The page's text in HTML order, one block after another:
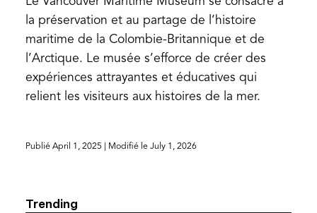
la préservation et au partage de l’histoire
maritime de la Colombie-Britannique et de
l’Arctique. Le musée s’efforce de créer des
expériences attrayantes et éducatives qui
relient les visiteurs aux histoires de la mer.
Publié April 1, 2025 | Modifié le July 1, 2026
Trending